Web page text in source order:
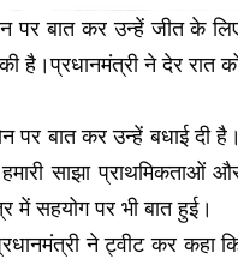
पर बात कर उन्हें जीत के
है।प्रधानमंत्री ने देर रात
पर बात कर उन्हें बधाई दी
साझा प्राथमिकताओं
में सहयोग पर भी बात हुई।
ने ट्वीट कर कहा